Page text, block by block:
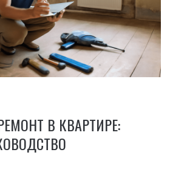
В КВАРТИРЕ: